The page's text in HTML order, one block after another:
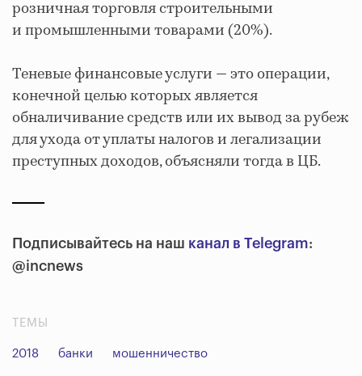
розничная торговля строительными
и промышленными товарами (20%).
Теневые финансовые услуги — это операции,
конечной целью которых является
обналичивание средств или их вывод за рубеж
для ухода от уплаты налогов и легализации
преступных доходов, объясняли тогда в ЦБ.
Подписывайтесь на наш канал в Telegram:
@incnews
ТЕМЫ
2018 банки мошенничество